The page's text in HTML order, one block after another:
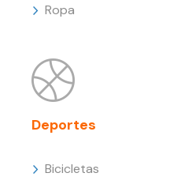
Ropa
Deportes
Bicicletas